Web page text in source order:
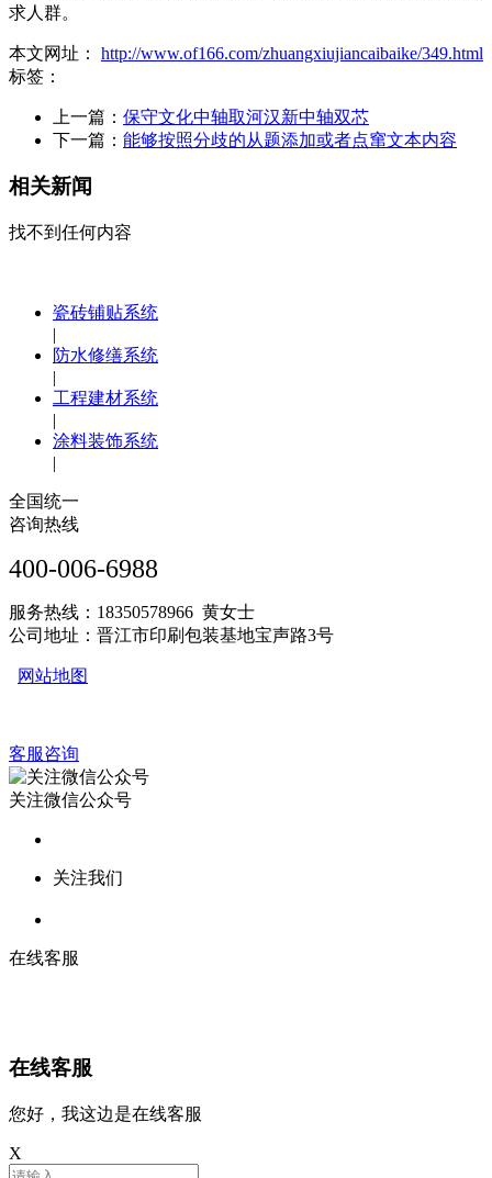
求人群。
本文网址： http://www.of166.com/zhuangxiujiancaibaike/349.html
标签：
上一篇： 保守文化中轴取河汉新中轴双芯
下一篇： 能够按照分歧的从题添加或者点窜文本内容
相关新闻
找不到任何内容
瓷砖铺贴系统
|
防水修缮系统
|
工程建材系统
|
涂料装饰系统
|
全国统一
咨询热线
400-006-6988
服务热线：18350578966 黄女士
公司地址：晋江市印刷包装基地宝声路3号
网站地图
客服咨询
关注微信公众号
关注我们
在线客服
在线客服
您好，我这边是在线客服
X